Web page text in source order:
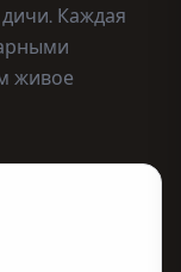
Каждая
живое